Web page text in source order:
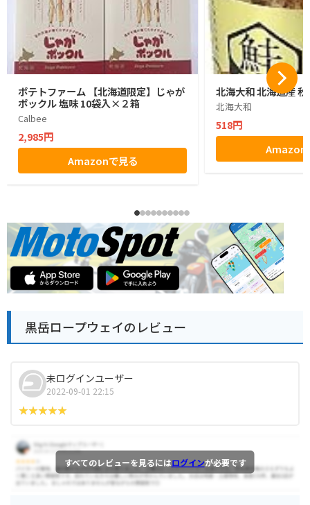
ポテトファーム 【北海道限定】じゃが
ポックル 塩味 10袋入×２箱
Calbee
2,985円
Amazonで見る
北海大和 北海道産
北海大和
518円
Amazon
黒岳ロープウェイのレビュー
未ログインユーザー
2022-09-01 22:15
すべてのレビューを見るにはログインが必要です